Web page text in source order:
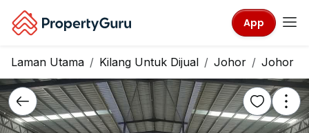
App
Laman Utama Kilang Untuk Dijual Johor Johor